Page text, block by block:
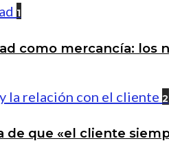
1
como mercancía: los
2
de que «el cliente